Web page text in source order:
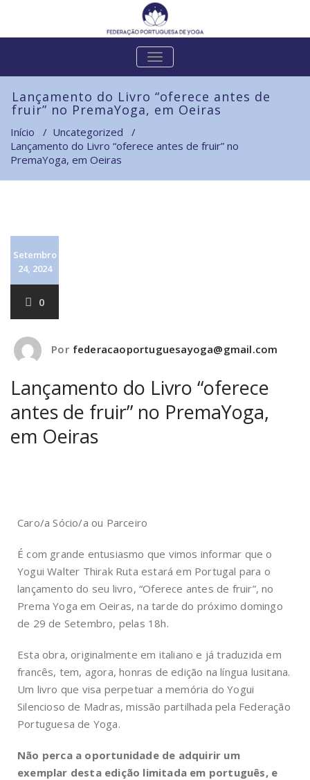
ALTERNAR
A
Lançamento do Livro “oferece antes de
fruir” no PremaYoga, em Oeiras
Início / Uncategorized /
Lançamento do Livro “oferece antes de fruir” no
PremaYoga, em Oeiras
Setembro
24, 2024
0
Por federacaoportuguesayoga@gmail.com
Lançamento do Livro “oferece
antes de fruir” no PremaYoga,
em Oeiras
Caro/a Sócio/a ou Parceiro
É com grande entusiasmo que vimos informar que o
Yogui Walter Thirak Ruta estará em Portugal para o
lançamento do seu livro, “Oferece antes de fruir”, no
Prema Yoga em Oeiras, na tarde do próximo domingo
de 29 de Setembro, pelas 18h.
Esta obra, originalmente em italiano e já traduzida em
francês, tem, agora, honras de edição na língua lusitana.
Um livro que visa perpetuar a memória do Yogui
Silencioso de Madras, missão partilhada pela Federação
Portuguesa de Yoga.
Não perca a oportunidade de adquirir um
exemplar desta edição limitada em português, e